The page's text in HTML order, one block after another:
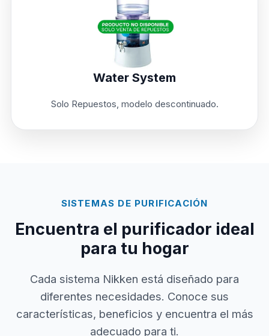
Water System
Solo Repuestos, modelo descontinuado.
SISTEMAS DE PURIFICACIÓN
Encuentra el purificador ideal
para tu hogar
Cada sistema Nikken está diseñado para
diferentes necesidades. Conoce sus
características, beneficios y encuentra el más
adecuado para ti.